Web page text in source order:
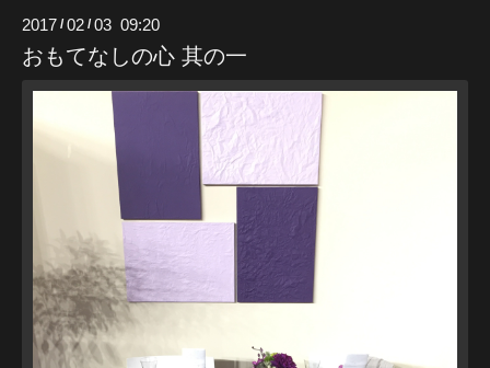
2017 /02 /03 09:20
おもてなしの心 其の一